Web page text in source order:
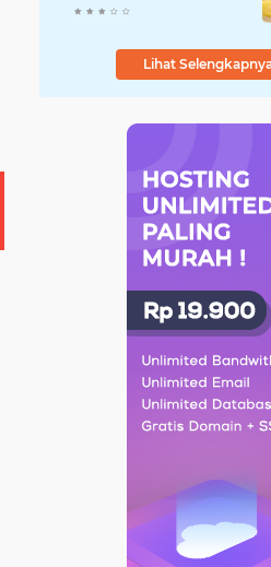
Turunkan Berat Badan
Pencernaan
Lihat